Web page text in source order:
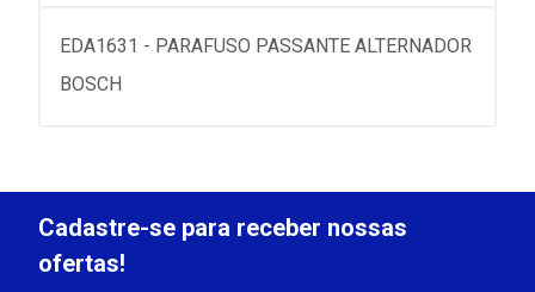
EDA1631 - PARAFUSO PASSANTE ALTERNADOR
BOSCH
Cadastre-se para receber nossas
ofertas!